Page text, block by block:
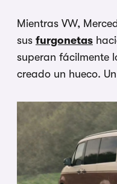
Mientras VW,
sus furgonetas
superan fácilmente
creado un hueco.